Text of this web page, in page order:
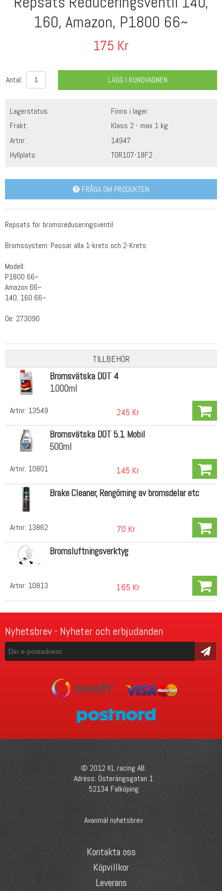
160, Amazon, P1800 66~
175 Kr
Antal: LÄGG I KUNDVAGNEN
Lagerstatus:
Finns i lager
Frakt:
Klass 2 - max 1 kg
Artnr:
14947
Hyllplats:
TOR107-18F2
FRÅGA OM PRODUKTEN
Repsats för bromsreduseringsventil
Bromssystem: Passar alla 1-krets och 2-Krets
Modell:
P1800 66~
Amazon 66~
140, 160 66~
Oe: 273090
TILLBEHÖR
Artnr: 13549
Bromsvätska DOT 4
1000ml
245 Kr
Artnr: 10801
Bromsvätska DOT 5.1 Mobil
500ml
145 Kr
Artnr: 13862
Brake Cleaner, Rengörning av bromsdelar etc
70 Kr
Artnr: 10813
Bromsluftningsverktyg
165 Kr
Nyhetsbrev - Nyheter och erbjudanden
Skicka
© 2012 KL racing AB.
Adress: Österängsgatan 1
52134 Falköping
Avanmäl nyhetsbrev
Kontakta oss
Köpvillkor
Leverans